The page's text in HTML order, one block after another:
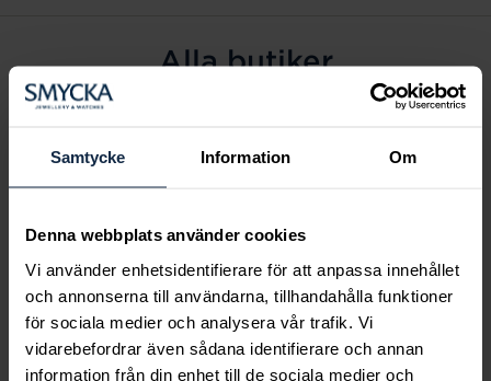
Samtycke Information Om
Denna webbplats använder cookies
Vi använder enhetsidentifierare för att anpassa innehållet
och annonserna till användarna, tillhandahålla funktioner
för sociala medier och analysera vår trafik. Vi
vidarebefordrar även sådana identifierare och annan
information från din enhet till de sociala medier och
Alla butiker
Alingsås
Arvidsjaur
Eksjö
Fagersta
Farsta
Gävle